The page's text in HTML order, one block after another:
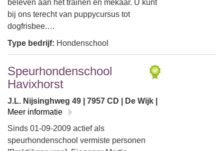
beleven aan het trainen en mekaar. U kunt
bij ons terecht van puppycursus tot
dogfrisbee.…
Type bedrijf: Hondenschool
Speurhondenschool
Havixhorst
J.L. Nijsinghweg 49 | 7957 CD | De Wijk |
Meer informatie
Sinds 01-09-2009 actief als
speurhondenschool vermiste personen